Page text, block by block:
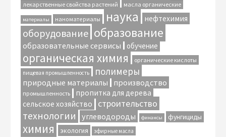
лекарственные свойства растений масла органические
материалы наноматериалы наука нефтехимия
оборудование образование
образовательные сервисы обучение
органическая химия органические кислоты
пищевая промышленность полимеры
природные материалы производство
промышленность
пропитка для дерева
сельское хозяйство
строительство
технологии углеводороды финансы фунгициды
химия экология эфирные масла